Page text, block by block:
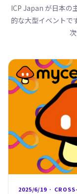
ICP Japan が日本の
的な大型イベントで
2025/6/19 ·